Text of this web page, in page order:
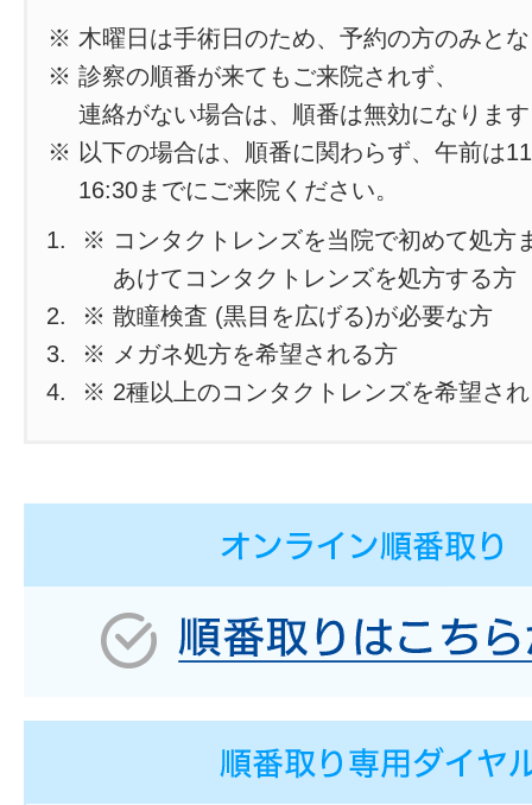
※ 木曜日は手術日のため、予約の方のみと
※ 診察の順番が来てもご来院されず、
連絡がない場合は、順番は無効になりま
※ 以下の場合は、順番に関わらず、午前は
16:30までにご来院ください。
※ コンタクトレンズを当院で初めて処方
あけてコンタクトレンズを処方する方
※ 散瞳検査 (黒目を広げる)が必要な方
※ メガネ処方を希望される方
※ 2種以上のコンタクトレンズを希望さ